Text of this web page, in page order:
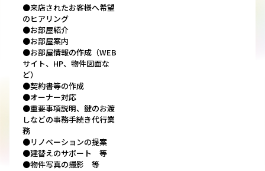
●来店されたお客様へ希望
のヒアリング
●お部屋紹介
●お部屋案内
●お部屋情報の作成（WEB
サイト、HP、物件図面な
ど）
●契約書等の作成
●オーナー対応
●重要事項説明、鍵のお渡
しなどの事務手続き代行業
務
●リノベーションの提案
●建替えのサポート 等
●物件写真の撮影 等